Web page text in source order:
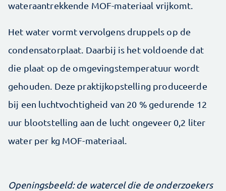
wateraantrekkende MOF-materiaal vrijkomt.
Het water vormt vervolgens druppels op de
condensatorplaat. Daarbij is het voldoende dat
die plaat op de omgevingstemperatuur wordt
gehouden. Deze praktijkopstelling produceerde
bij een luchtvochtigheid van 20 % gedurende 12
uur blootstelling aan de lucht ongeveer 0,2 liter
water per kg MOF-materiaal.
Openingsbeeld: de watercel die de onderzoekers